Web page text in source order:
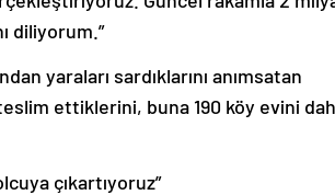
diliyorum.”
ettiklerini, buna 190 köy evini daha